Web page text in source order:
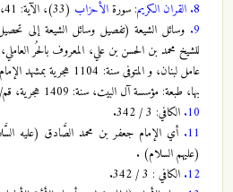
8. القران الكريم: سورةالأحزاب (33)، الآية: 41، الصفحة:
9.
عامل لبنان، و المتوفى سنة:
بها، طبعة: مؤسسة آل البيت، سنة: 1409 هجرية، قم/إيران.
10. الكافي: 3 / 342.
11. أي الإمام جعفر بن محمد الصَّادق (عليه
(عليهم السلام) .
12. الكافي : 3 / 342.